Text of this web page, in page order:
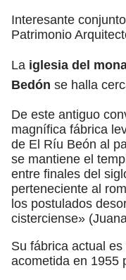
Interesante
Patrimonio
La iglesia del
Bedón se halla
De este antiguo
magnífica fábrica
de El Ríu Beón al
se mantiene el
entre finales del
perteneciente al
los postulados
cisterciense»
Su fábrica actual
acometida en 1955